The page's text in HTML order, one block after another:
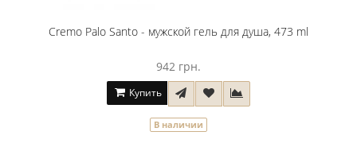
Cremo Palo Santo - мужской гель для душа, 473 ml
942 грн.
Купить
В наличии